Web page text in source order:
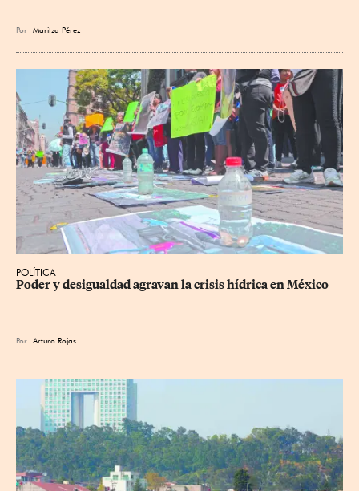
Por Maritza Pérez
POLÍTICA
Poder y desigualdad agravan la crisis hídrica en México
Por Arturo Rojas